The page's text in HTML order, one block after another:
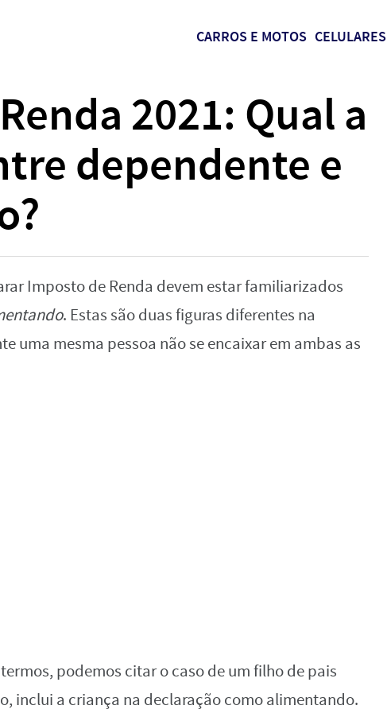
CARROS E MOTOS CELULARES
2021: Qual a
dependente e
Imposto de Renda devem estar familiarizados
. Estas são duas figuras diferentes na
uma mesma pessoa não se encaixar em ambas as
podemos citar o caso de um filho de pais
inclui a criança na declaração como alimentando.